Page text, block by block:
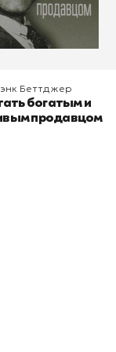
Беттджер
богатым и
продавцом